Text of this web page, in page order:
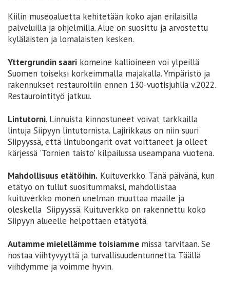
Kiilin museoaluetta kehitetään koko ajan erilaisilla
palveluilla ja ohjelmilla. Alue on suosittu ja arvostettu
kyläläisten ja lomalaisten kesken.
Yttergrundin saari komeine kallioineen voi ylpeillä
Suomen toiseksi korkeimmalla majakalla. Ympäristö ja
rakennukset restauroitiin ennen 130-vuotisjuhlia v.2022.
Restaurointityö jatkuu.
Lintutorni. Linnuista kinnostuneet voivat tarkkailla
lintuja Siipyyn lintutornista. Lajirikkaus on niin suuri
Siipyyssä, että lintubongarit ovat voittaneet ja olleet
kärjessä 'Tornien taisto' kilpailussa useampana vuotena.
Mahdollisuus etätöihin. Kuituverkko. Tänä päivänä, kun
etätyö on tullut suositummaksi, mahdollistaa
kuituverkko monen unelman muuttaa maalle ja
oleskella Siipyyssä. Kuituverkko on rakennettu koko
Siipyyn alueelle helpottaen etätyötä.
Autamme mielellämme toisiamme missä tarvitaan. Se
nostaa viihtyvyyttä ja turvallisuudentunnetta. Täällä
viihdymme ja voimme hyvin.